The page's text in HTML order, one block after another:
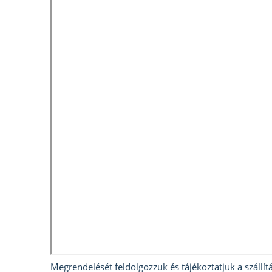
Megrendelését feldolgozzuk és tájékoztatjuk a